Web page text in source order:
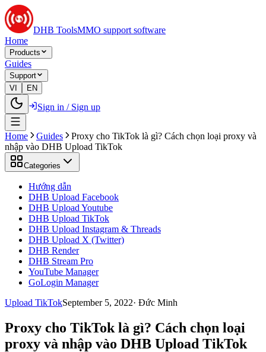
DHB ToolsMMO support software
Home
Products
Guides
Support
VI
EN
Sign in / Sign up
Home Guides
Proxy cho TikTok là gì? Cách chọn loại proxy và
nhập vào DHB Upload TikTok
Categories
Hướng dẫn
DHB Upload Facebook
DHB Upload Youtube
DHB Upload TikTok
DHB Upload Instagram & Threads
DHB Upload X (Twitter)
DHB Render
DHB Stream Pro
YouTube Manager
GoLogin Manager
Upload TikTokSeptember 5, 2022· Đức Minh
Proxy cho TikTok là gì? Cách chọn loại
proxy và nhập vào DHB Upload TikTok